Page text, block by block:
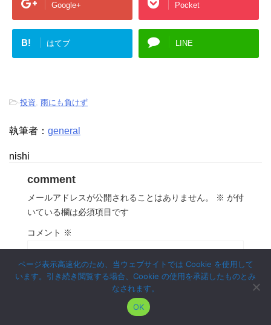
Google+ Pocket
B! はてブ LINE
-投資 雨にも負けず
執筆者： general
nishi
comment
メールアドレスが公開されることはありません。 ※ が付
いている欄は必須項目です
コメント ※
ページ表示高速化のため、当ウェブサイトでは Cookie を使用して
います。引き続き閲覧する場合、Cookie の使用を承諾したものとみ
なされます。
OK